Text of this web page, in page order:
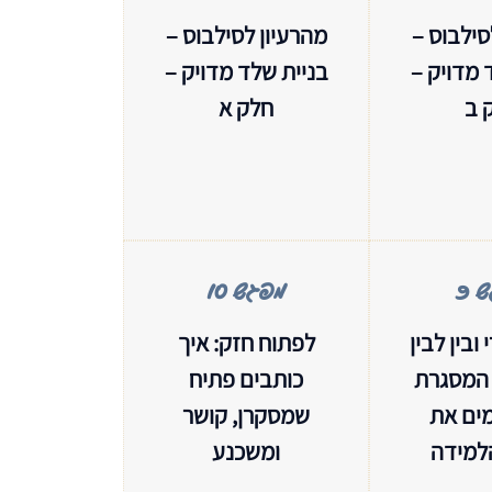
–
מדויק –
ב
5
הסילבוס,
והוספת
שיעורי
מהרעיון לסילבוס –
בניית שלד מדויק –
חלק א
מפגש 4
נושאי הליבה
והקריטריונים לבחירת
תכנים, הרכבת סילבוס
(ייחודי! ) מובנה, זורם
ומדויק שמשרת את
הקהל ואת המטרות
9
לבין
המסגרת
את
מפגש 10
לפתוח חזק: איך
כותבים פתיח
שמסקרן, קושר
ומשכנע